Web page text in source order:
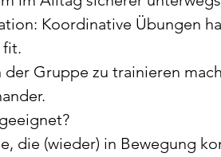
Koordinative Übungen
fit.
der Gruppe zu trainieren
die (wieder) in Bewegung